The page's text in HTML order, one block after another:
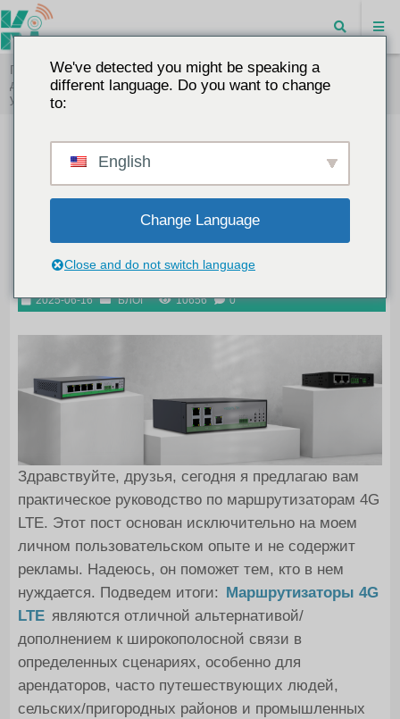
Главная"Маршрутизаторы 4G LTE: Полное руководство по
доступу в Интернет, созданию сетей, проникновению в стены и
удаленному управлению
Маршрутизаторы 4G LTE: Полное
руководство по доступу в
Интернет, созданию сетей,
проникновению в стены и
удаленному управлению
2025-06-16 БЛОГ 10656 0
Здравствуйте, друзья, сегодня я предлагаю вам
практическое руководство по маршрутизаторам 4G
LTE. Этот пост основан исключительно на моем
личном пользовательском опыте и не содержит
рекламы. Надеюсь, он поможет тем, кто в нем
нуждается. Подведем итоги:
Маршрутизаторы 4G
LTE являются отличной альтернативой/
дополнением к широкополосной связи в
определенных сценариях, особенно для
арендаторов, часто путешествующих людей,
сельских/пригородных районов и промышленных
We've detected you might be speaking a
different language. Do you want to change
to:
English
Change Language
Close and do not switch language